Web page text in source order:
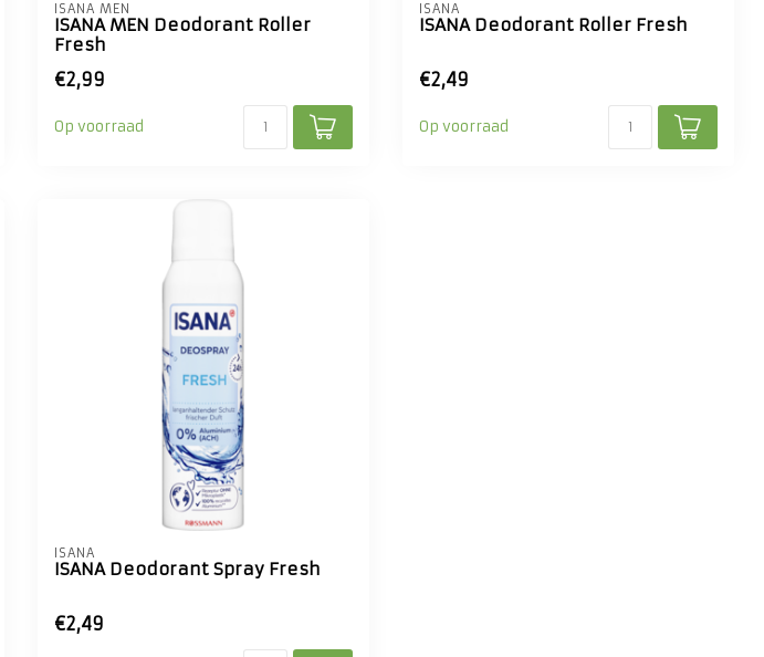
ISANA MEN
ISANA MEN Deodorant Roller
Fresh
€2,99
Op voorraad
ISANA
ISANA Deodorant Roller Fresh
€2,49
Op voorraad
ISANA
ISANA Deodorant Spray Fresh
€2,49